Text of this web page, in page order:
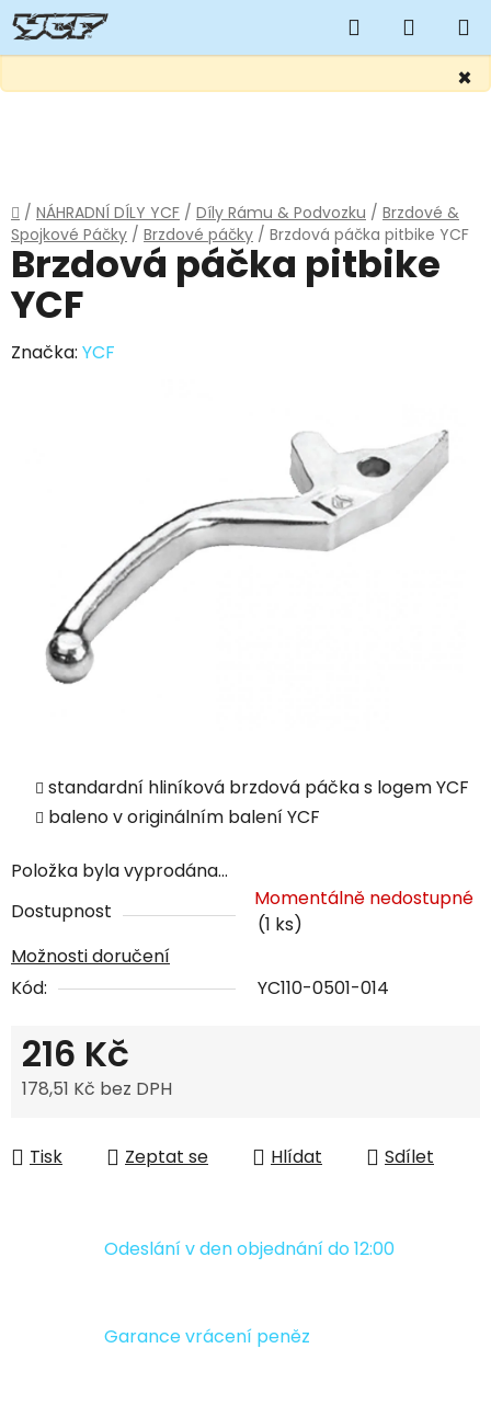
×
Hledat
KOŠÍK
Domů
/ NÁHRADNÍ DÍLY YCF / Díly Rámu & Podvozku / Brzdové &
Spojkové Páčky / Brzdové páčky / Brzdová páčka pitbike YCF
standardní hliníková brzdová páčka s logem YCF
baleno v originálním balení YCF
Položka byla vyprodána…
Dostupnost
Momentálně nedostupné
(1 ks)
Možnosti doručení
Kód:
YC110-0501-014
216 Kč
178,51 Kč bez DPH
Tisk
Zeptat se Hlídat Sdílet
Brzdová páčka pitbike
YCF
Značka: YCF
Odeslání v den objednání do 12:00
Garance vrácení peněz